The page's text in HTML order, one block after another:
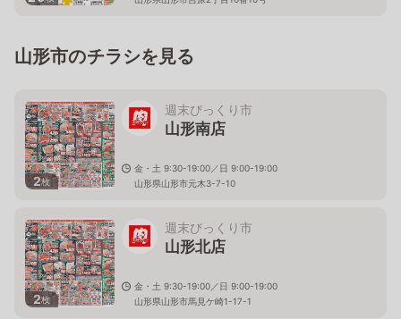
山形市のチラシを見る
2枚
週末びっくり市
山形南店
金・土 9:30-19:00／日 9:00-19:00
山形県山形市元木3-7-10
2枚
週末びっくり市
山形北店
金・土 9:30-19:00／日 9:00-19:00
山形県山形市馬見ケ崎1-17-1